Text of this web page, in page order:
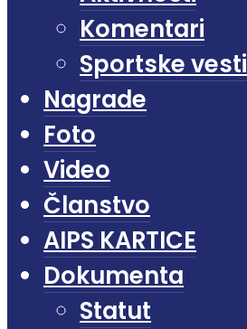
Komentari
Sportske vesti
Nagrade
Foto
Video
Članstvo
AIPS KARTICE
Dokumenta
Statut